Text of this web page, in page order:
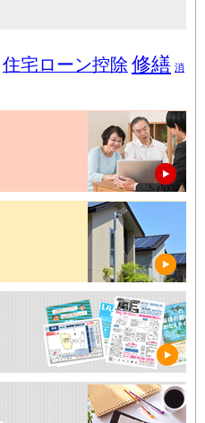
住宅ローン控除 修繕 消